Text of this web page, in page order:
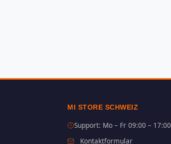
MI STORE SCHWEIZ
Support: Mo – Fr 09:00 – 17:00
Kontaktformular